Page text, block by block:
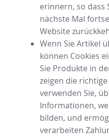
erinnern, so dass
nächste Mal
Website
Wenn Sie Artikel
können Cookies
Sie Produkte in
zeigen die
verwenden Sie,
Informationen,
bilden, und
verarbeiten